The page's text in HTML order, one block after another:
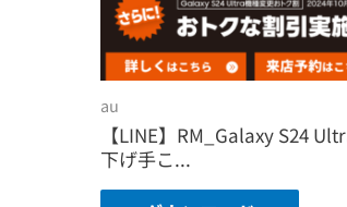
au
【LINE】RM_Galaxy S24
下げ手こ...